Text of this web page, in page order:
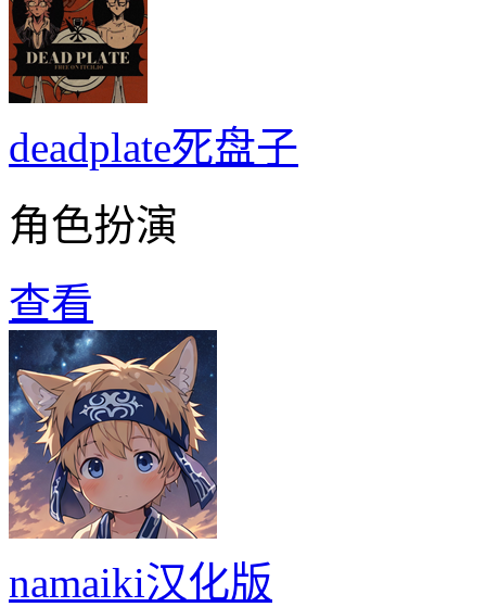
deadplate死盘子
角色扮演
查看
namaiki汉化版